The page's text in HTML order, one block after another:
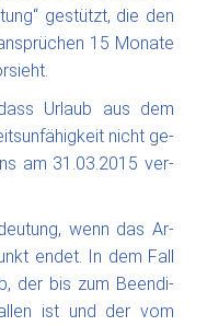
ge­stützt, die den
15 Mo­na­te
Ur­laub aus dem
nicht ge­
am 31.03.2015 ver­
wenn das Ar­
­endet. In dem Fall
der bis zum Be­en­di­
ist und der vom